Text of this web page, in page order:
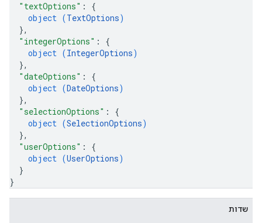
"textOptions" : {
object (TextOptions)
},
"integerOptions" : {
object (IntegerOptions)
},
"dateOptions" : {
object (DateOptions)
},
"selectionOptions" : {
object (SelectionOptions)
},
"userOptions" : {
object (UserOptions)
}
}
שדות